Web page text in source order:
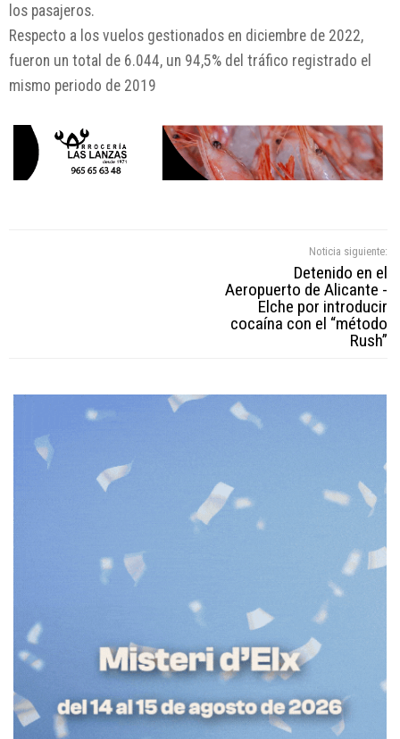
los pasajeros.
Respecto a los vuelos gestionados en diciembre de 2022,
fueron un total de 6.044, un 94,5% del tráfico registrado el
mismo periodo de 2019
Noticia siguiente:
Detenido en el
Aeropuerto de Alicante -
Elche por introducir
cocaína con el “método
Rush”